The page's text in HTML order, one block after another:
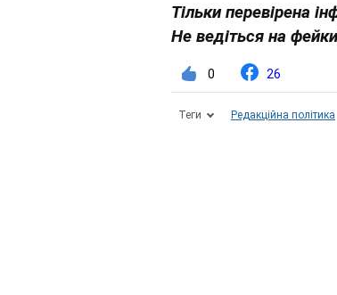
Тільки перевірена
Не ведіться на
0 26
Теги Редакційна політика